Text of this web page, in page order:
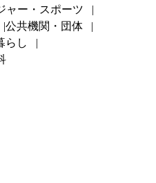
ャー・スポーツ
公共機関・団体
らし